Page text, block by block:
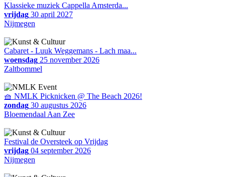
Klassieke muziek Cappella Amsterda...
vrijdag 30 april 2027
Nijmegen
Cabaret - Luuk Weggemans - Lach maa...
woensdag 25 november 2026
Zaltbommel
🧺 NMLK Picknicken @ The Beach 2026!
zondag 30 augustus 2026
Bloemendaal Aan Zee
Festival de Oversteek op Vrijdag
vrijdag 04 september 2026
Nijmegen